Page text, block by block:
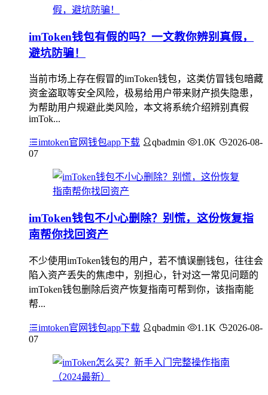
imToken钱包有假的吗？一文教你辨别真假，
避坑防骗！
当前市场上存在假冒的imToken钱包，这类仿冒钱包暗藏
资金盗取等安全风险，极易给用户带来财产损失隐患，
为帮助用户规避此类风险，本文将系统介绍辨别真假
imTok...
imtoken官网钱包app下载 qbadmin 1.0K
2026-08-
07
imToken钱包不小心删除？别慌，这份恢复指
南帮你找回资产
不少使用imToken钱包的用户，若不慎误删钱包，往往会
陷入资产丢失的焦虑中，别担心，针对这一常见问题的
imToken钱包删除后资产恢复指南可帮到你，该指南能
帮...
imtoken官网钱包app下载 qbadmin 1.1K
2026-08-
07